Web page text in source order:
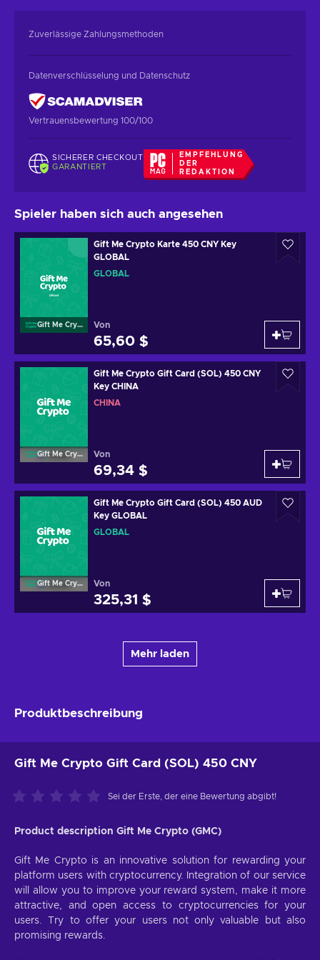
Zuverlässige Zahlungsmethoden
Datenverschlüsselung und Datenschutz
Vertrauensbewertung 100/100
SICHERER CHECKOUT
GARANTIERT
EMPFEHLUNG
DER
REDAKTION
Spieler haben sich auch angesehen
Gift Me Crypto
Gift Me Crypto Karte 450 CNY Key
GLOBAL
GLOBAL
Von
65,60 $
Gift Me Crypto
Gift Me Crypto Gift Card (SOL) 450 CNY
Key CHINA
CHINA
Von
69,34 $
Gift Me Crypto
Gift Me Crypto Gift Card (SOL) 450 AUD
Key GLOBAL
GLOBAL
Von
325,31 $
Mehr laden
Produktbeschreibung
Gift Me Crypto Gift Card (SOL) 450 CNY
Sei der Erste, der eine Bewertung abgibt!
Product description Gift Me Crypto (GMC)
Gift Me Crypto is an innovative solution for rewarding your
platform users with cryptocurrency. Integration of our service
will allow you to improve your reward system, make it more
attractive, and open access to cryptocurrencies for your
users. Try to offer your users not only valuable but also
promising rewards.